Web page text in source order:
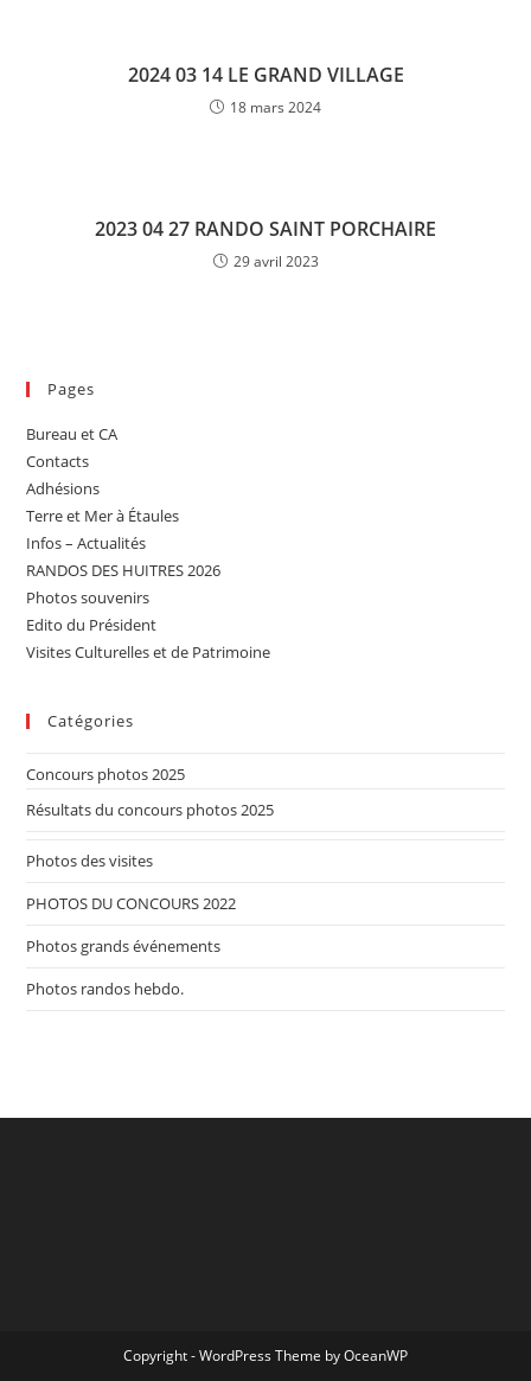
2024 03 14 LE GRAND VILLAGE
18 mars 2024
2023 04 27 RANDO SAINT PORCHAIRE
29 avril 2023
Pages
Bureau et CA
Contacts
Adhésions
Terre et Mer à Étaules
Infos – Actualités
RANDOS DES HUITRES 2026
Photos souvenirs
Edito du Président
Visites Culturelles et de Patrimoine
Catégories
Concours photos 2025
Résultats du concours photos 2025
Photos des visites
PHOTOS DU CONCOURS 2022
Photos grands événements
Photos randos hebdo.
Copyright - WordPress Theme by OceanWP